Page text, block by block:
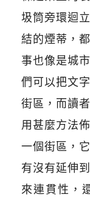
圾筒旁環迴
結的煙蒂，
事也像是城
們可以把文
街區，而讀
用甚麼方法
一個街區，
有沒有延伸
來連貫性，